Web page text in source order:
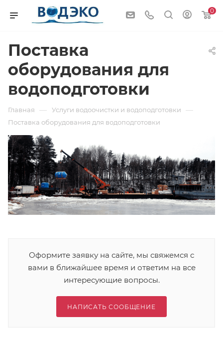
0
Поставка
оборудования для
водоподготовки
Главная — Услуги водоочистки и водоподготовки —
Поставка оборудования для водоподготовки
Оформите заявку на сайте, мы свяжемся с
вами в ближайшее время и ответим на все
интересующие вопросы.
НАПИСАТЬ СООБЩЕНИЕ